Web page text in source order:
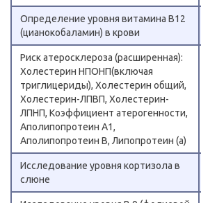
Определение уровня витамина B12
(цианокобаламин) в крови
Риск атеросклероза (расширенная):
Холестерин НПОНП(включая
триглицериды), Холестерин общий,
Холестерин-ЛПВП, Холестерин-
ЛПНП, Коэффициент атерогенности,
Аполипопротеин А1,
Аполипопротеин В, Липопротеин (а)
Исследование уровня кортизола в
слюне